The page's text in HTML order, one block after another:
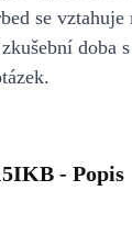
se
doba
- Popis